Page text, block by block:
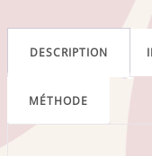
DESCRIPTION
MÉTHODE